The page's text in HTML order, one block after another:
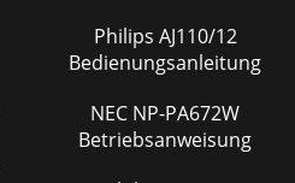
Philips AJ110/12
Bedienungsanleitung
NEC NP-PA672W
Betriebsanweisung